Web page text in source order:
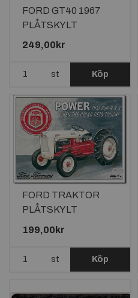
FORD GT40 1967
PLÅTSKYLT
41x30cm
249,00kr
st Köp
FORD TRAKTOR
PLÅTSKYLT
40,5x31,5cm
199,00kr
st Köp